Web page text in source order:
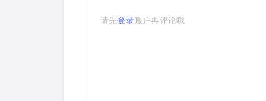
请先登录账户再评论哦